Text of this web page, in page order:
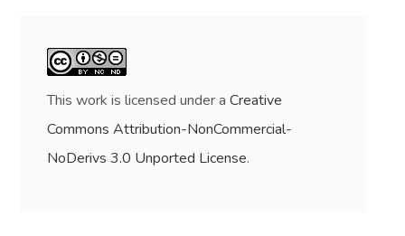
This work is licensed under aCreative
Commons Attribution-NonCommercial-
NoDerivs 3.0 Unported License.